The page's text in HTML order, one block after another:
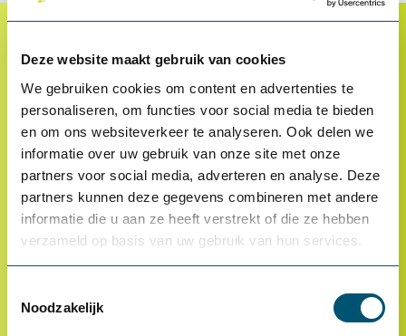
Deze website maakt gebruik van cookies
We gebruiken cookies om content en advertenties te
personaliseren, om functies voor social media te bieden
en om ons websiteverkeer te analyseren. Ook delen we
informatie over uw gebruik van onze site met onze
partners voor social media, adverteren en analyse. Deze
partners kunnen deze gegevens combineren met andere
informatie die u aan ze heeft verstrekt of die ze hebben
verzameld op basis van uw gebruik van hun services.
Noodzakelijk
Klantenservice
Proefplaatsing
Betalen
Retourneren
Inloggen
OCI-koppeling
Over ons